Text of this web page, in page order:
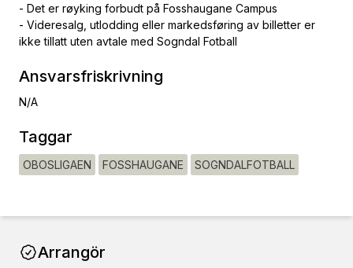
- Det er røyking forbudt på Fosshaugane Campus
- Videresalg, utlodding eller markedsføring av billetter er
ikke tillatt uten avtale med Sogndal Fotball
Ansvarsfriskrivning
N/A
Taggar
OBOSLIGAEN FOSSHAUGANE SOGNDALFOTBALL
Arrangör